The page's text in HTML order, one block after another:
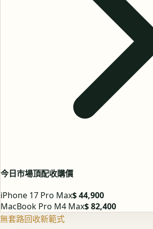
今日市場頂配收購價
iPhone 17 Pro Max$ 44,900
MacBook Pro M4 Max$ 82,400
無套路回收新範式